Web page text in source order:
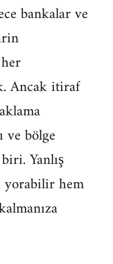
bankalar ve
Ancak itiraf
ve bölge
Yanlış
yorabilir hem